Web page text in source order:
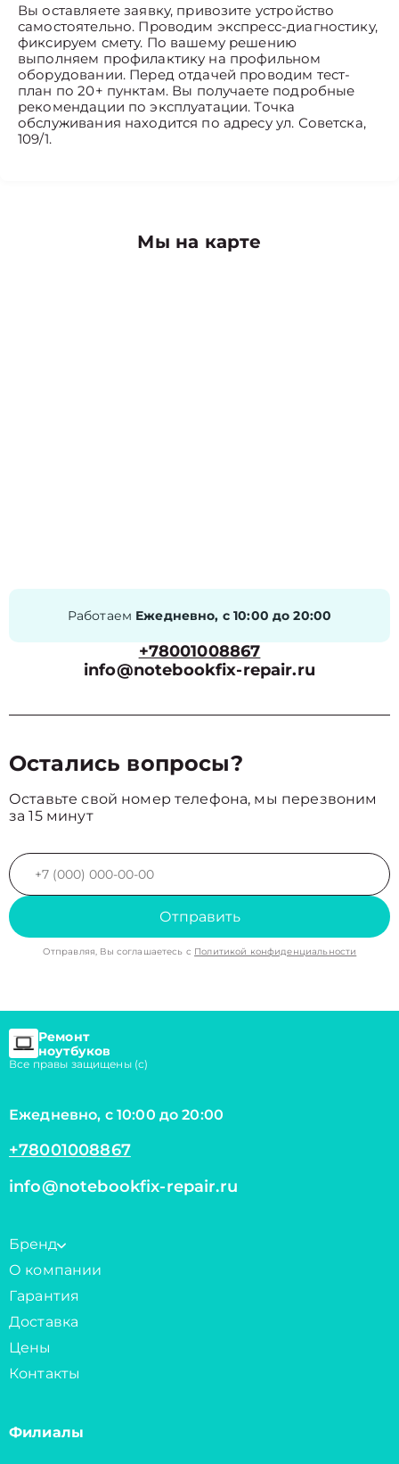
Вы оставляете заявку, привозите устройство
самостоятельно. Проводим экспресс-диагностику,
фиксируем смету. По вашему решению
выполняем профилактику на профильном
оборудовании. Перед отдачей проводим тест-
план по 20+ пунктам. Вы получаете подробные
рекомендации по эксплуатации. Точка
обслуживания находится по адресу ул. Советска,
109/1.
Мы на карте
Работаем Ежедневно, с 10:00 до 20:00
+78001008867
info@notebookfix-repair.ru
Остались вопросы?
Оставьте свой номер телефона, мы перезвоним
за 15 минут
Отправить
Отправляя, Вы соглашаетесь с Политикой конфиденциальности
Ремонт
ноутбуков
Все правы защищены (с)
Ежедневно, с 10:00 до 20:00
+78001008867
info@notebookfix-repair.ru
Бренд
О компании
Гарантия
Доставка
Цены
Контакты
Филиалы